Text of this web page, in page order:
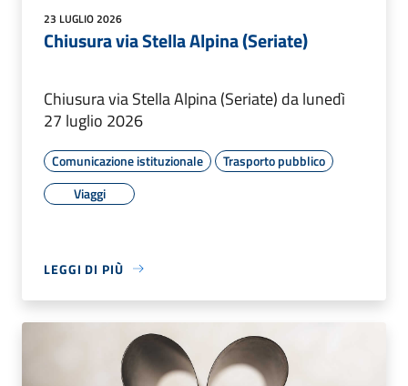
23 LUGLIO 2026
Chiusura via Stella Alpina (Seriate)
Chiusura via Stella Alpina (Seriate) da lunedì
27 luglio 2026
Comunicazione istituzionale
Trasporto pubblico
Viaggi
LEGGI DI PIÙ